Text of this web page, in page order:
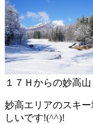
１７Ｈからの妙高山
妙高エリアのスキ
しいです!(^^)!